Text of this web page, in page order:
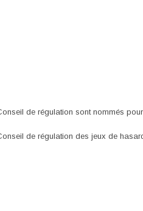
de régulation sont nommés
de régulation des jeux de